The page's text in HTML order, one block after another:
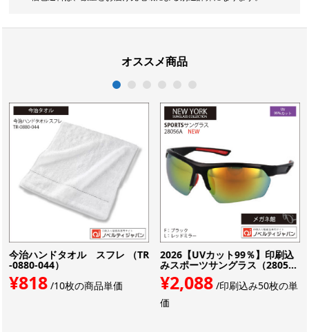
オススメ商品
今治ハンドタオル スフレ （TR
-0880-044）
¥818/10枚の商品単価
2026【UVカット99％】印刷込
みスポーツサングラス（2805...
¥2,088/印刷込み50枚の単
価
1 2 3 4 5 6